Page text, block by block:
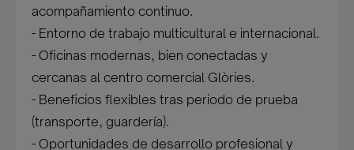
acompañamiento continuo.
- Entorno de trabajo multicultural e internacional.
- Oficinas modernas, bien conectadas y
cercanas al centro comercial Glòries.
- Beneficios flexibles tras periodo de prueba
(transporte, guardería).
- Oportunidades de desarrollo profesional y